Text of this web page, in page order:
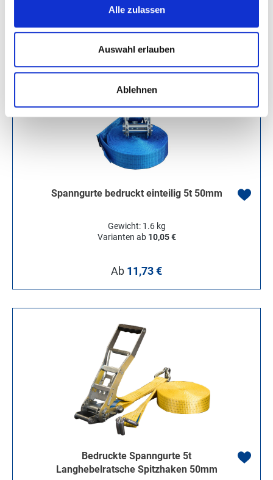
Alle zulassen
Auswahl erlauben
Ablehnen
Regulärer Preis:
Ab 16,00 €
Spanngurte bedruckt einteilig 5t 50mm
Gewicht: 1.6 kg
Varianten ab10,05 €
Regulärer Preis:
Ab 11,73 €
Bedruckte Spanngurte 5t
Langhebelratsche Spitzhaken 50mm